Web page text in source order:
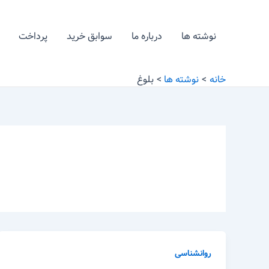
نوشته ها درباره ما سوابق خرید پرداخت
خانه نوشته ها بلوغ
روانشناسی